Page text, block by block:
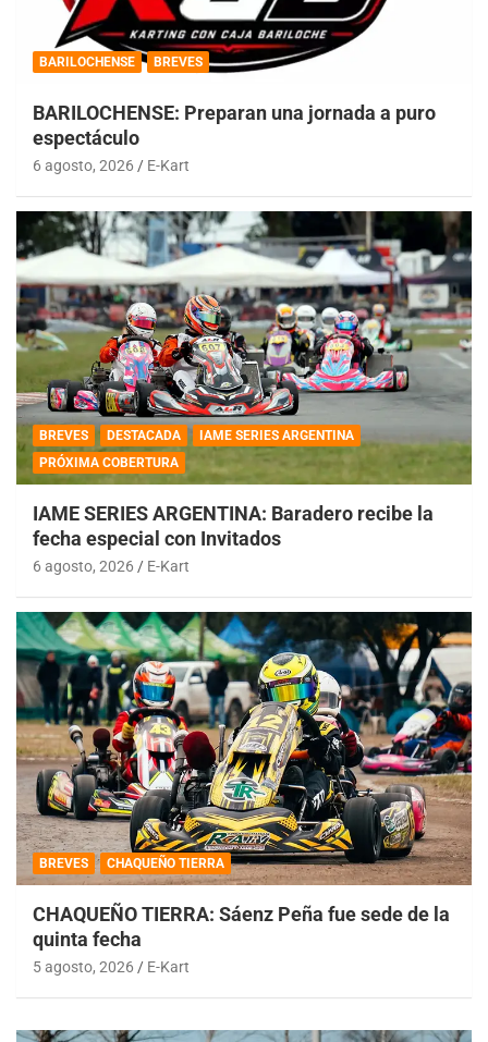
BARILOCHENSE BREVES
BARILOCHENSE: Preparan una jornada a puro
espectáculo
6 agosto, 2026 E-Kart
BREVES DESTACADA
IAME SERIES ARGENTINA
PRÓXIMA COBERTURA
IAME SERIES ARGENTINA: Baradero recibe la
fecha especial con Invitados
6 agosto, 2026 E-Kart
BREVES CHAQUEÑO TIERRA
CHAQUEÑO TIERRA: Sáenz Peña fue sede de la
quinta fecha
5 agosto, 2026 E-Kart